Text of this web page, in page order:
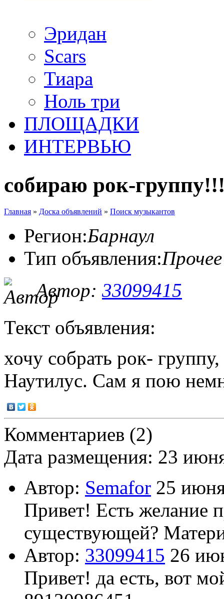
Эридан
Scars
Тиара
Ноль три
ПЛОЩАДКИ
ИНТЕРВЬЮ
собираю рок-
Главная » Доска объявлений » Поиск музыкантов
Регион:Барнаул
Тип объявления:Прочее
Автор: 33099415
Текст объявления:
хочу собрать рок-
Наутилус. Сам я пою
Комментариев (2)
Дата размещения: 23
Автор: Semafor 25
Привет! Есть желание
существующей?
Автор: 33099415 26
Привет! да есть, вот